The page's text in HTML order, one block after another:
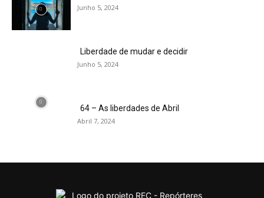
Junho 5, 2024
Liberdade de mudar e decidir
Junho 5, 2024
64 – As liberdades de Abril
Abril 7, 2024